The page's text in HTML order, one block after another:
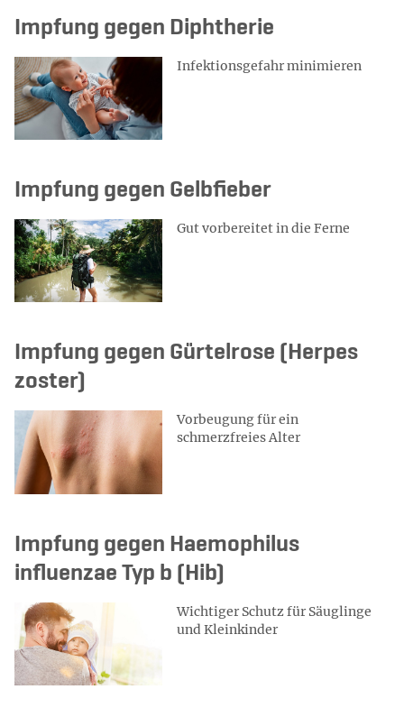
Impfung gegen Diphtherie
Infektionsgefahr minimieren
Impfung gegen Gelbfieber
Gut vorbereitet in die Ferne
Impfung gegen Gürtelrose (Herpes
zoster)
Vorbeugung für ein
schmerzfreies Alter
Impfung gegen Haemophilus
influenzae Typ b (Hib)
Wichtiger Schutz für Säuglinge
und Kleinkinder